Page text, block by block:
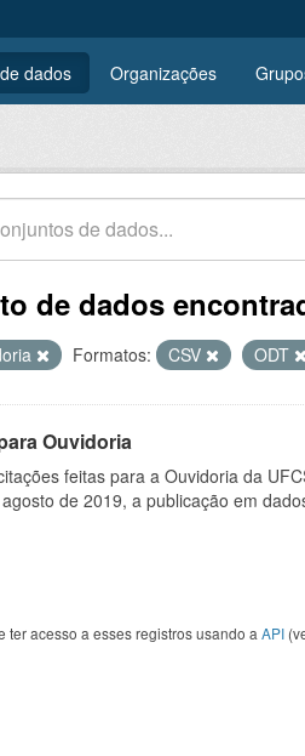
dados Organizações
de dados
Formatos: CSV ODT
Ouvidoria
feitas para a Ouvidoria da
de 2019, a publicação em
ter acesso a esses registros usando a API